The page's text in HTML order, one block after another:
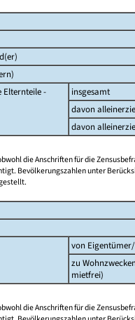
Elternteile -
insgesamt
davon
davon
die Anschriften für die
Bevölkerungszahlen unter
von
zu
mietfrei)
die Anschriften für die